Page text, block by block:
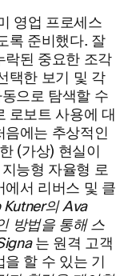
영업 프로세스
록 준비했다. 잘
락된 중요한 조각
택한 보기 및 각
으로 탐색할 수
로보트 사용에 대
음에는 추상적인
(가상) 현실이
능형 자율형 로
에서 리버스 및 클
Kutner의 Ava
방법을 통해 스
는 원격 고객
할 수 있는 기